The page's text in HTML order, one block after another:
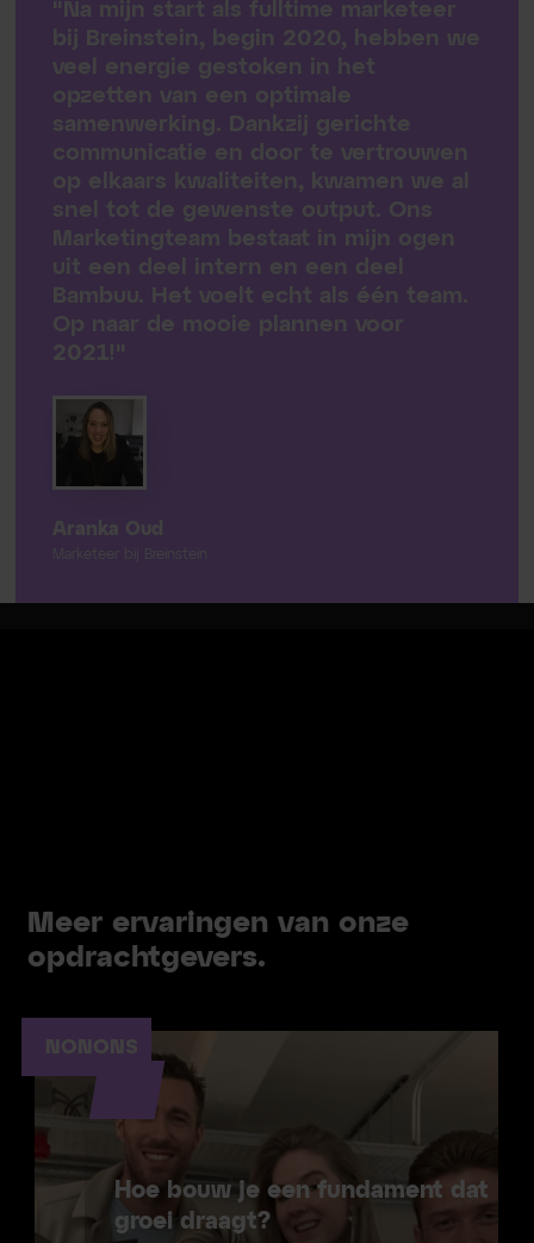
"Na mijn start als fulltime marketeer
bij Breinstein, begin 2020, hebben we
veel energie gestoken in het
opzetten van een optimale
samenwerking. Dankzij gerichte
communicatie en door te vertrouwen
op elkaars kwaliteiten, kwamen we al
snel tot de gewenste output. Ons
Marketingteam bestaat in mijn ogen
uit een deel intern en een deel
Bambuu. Het voelt echt als één team.
Op naar de mooie plannen voor
2021!"
Aranka Oud
Marketeer bij Breinstein
Meer ervaringen van onze
opdrachtgevers.
Hoe bouw je een fundament dat
groei draagt?
NONONS